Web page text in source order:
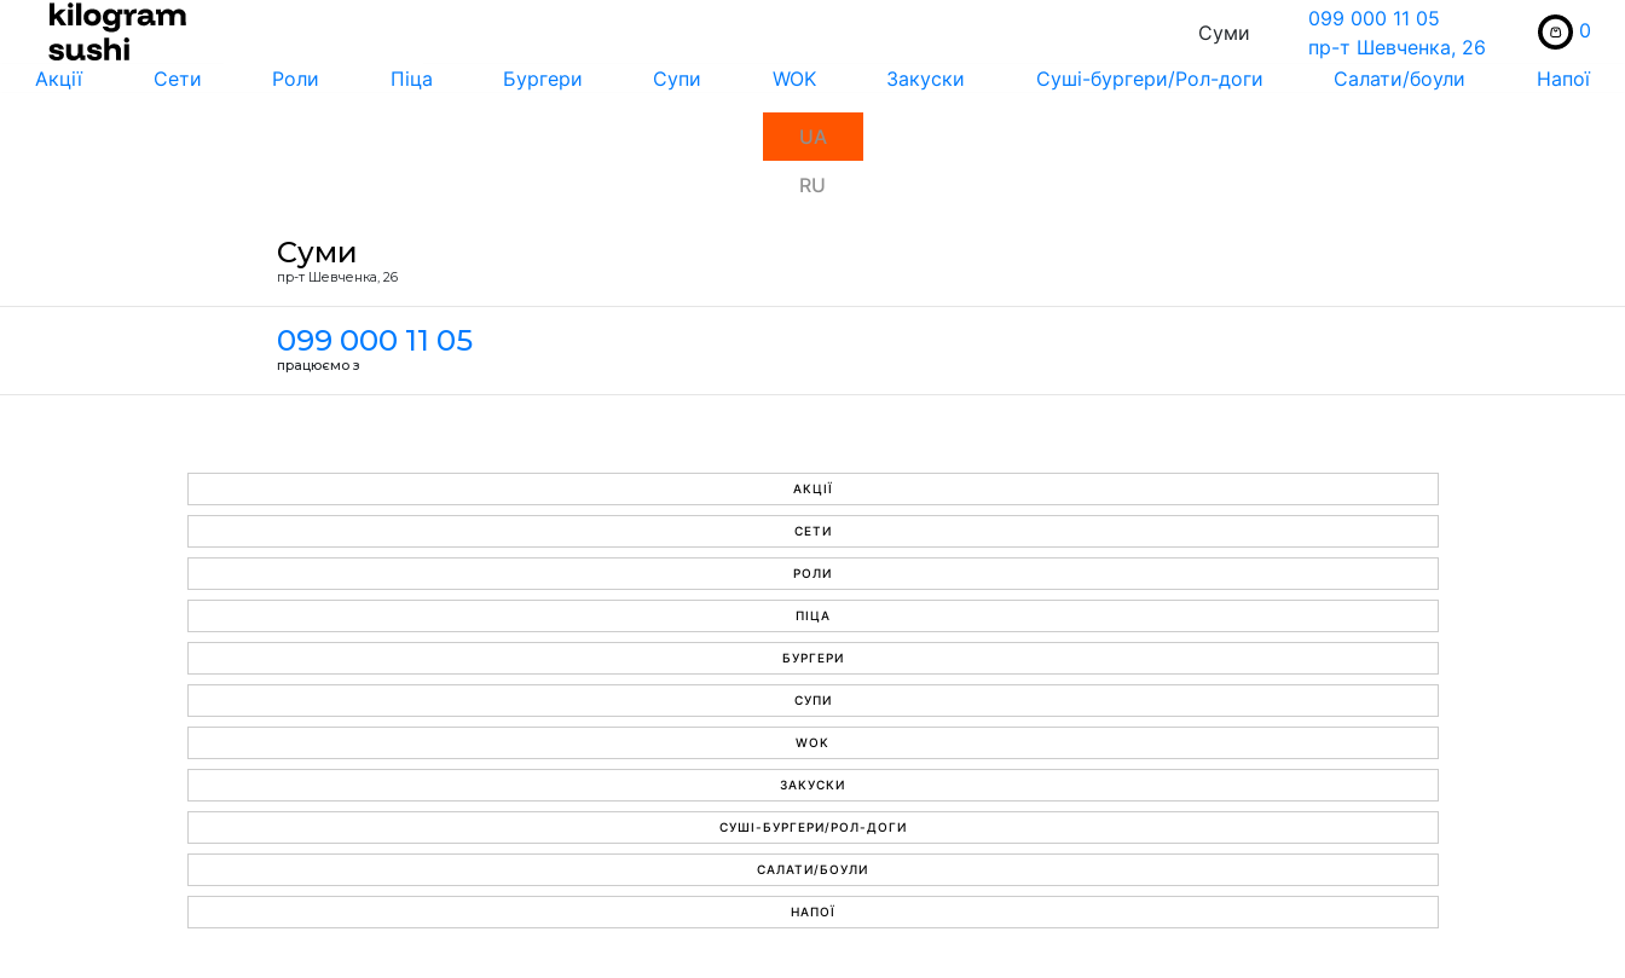
Суми
099 000 11 05
пр-т Шевченка, 26
0
Акції Сети Роли Піца Бургери Супи WOK Закуски Суші-бургери/Рол-доги Салати/боули Напої
UA
RU
Суми
пр-т Шевченка, 26
099 000 11 05
працюємо з
АКЦІЇ
СЕТИ
РОЛИ
ПІЦА
БУРГЕРИ
СУПИ
WOK
ЗАКУСКИ
СУШІ-БУРГЕРИ/РОЛ-ДОГИ
САЛАТИ/БОУЛИ
НАПОЇ